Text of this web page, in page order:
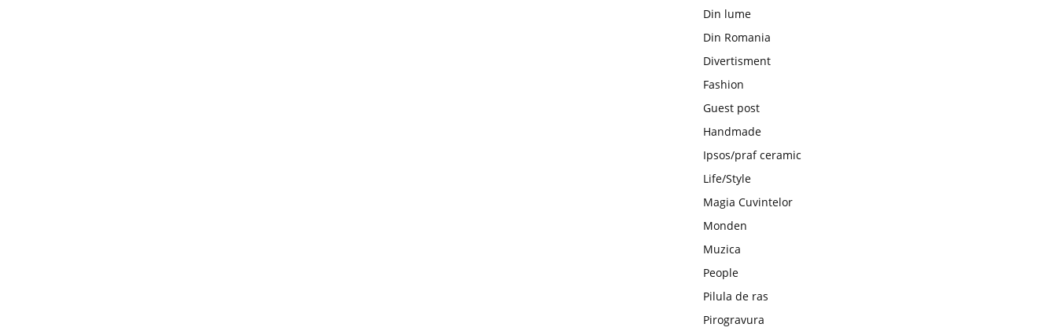
Din lume
Din Romania
Divertisment
Fashion
Guest post
Handmade
Ipsos/praf ceramic
Life/Style
Magia Cuvintelor
Monden
Muzica
People
Pilula de ras
Pirogravura